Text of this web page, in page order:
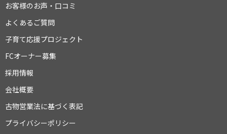
お客様のお声・口コミ
よくあるご質問
子育て応援プロジェクト
FCオーナー募集
採用情報
会社概要
古物営業法に基づく表記
プライバシーポリシー